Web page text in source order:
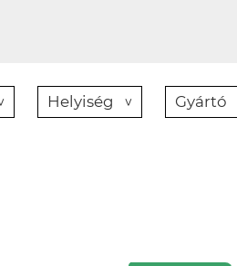
Helyiség Gyártó